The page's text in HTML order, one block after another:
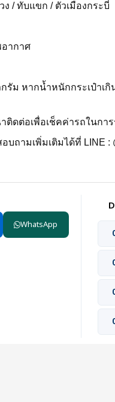
ง / ทับแขก / ตัวเมืองกระบี่
อากาศ
รัม หากน้ำหนักกระเป๋าเ
ติดต่อเพื่อเช็คค่ารถในการ
บถามเพิ่มเติมได้ที่ LINE :
WhatsApp